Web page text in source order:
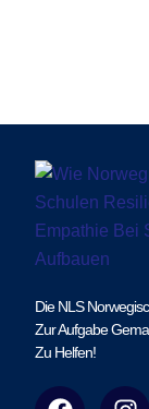
Die NLS
Zur Aufgabe
Zu Helfen!
F
I